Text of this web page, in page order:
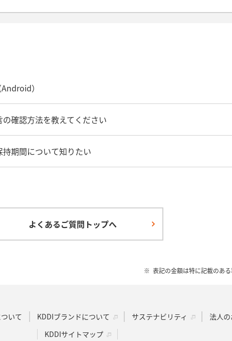
）
の確認方法を教えてください
持期間について知りたい
よくあるご質問トップへ
表記の金額は特に記載のある
いて KDDIブランドについて サステナビリティ 法人
KDDIサイトマップ